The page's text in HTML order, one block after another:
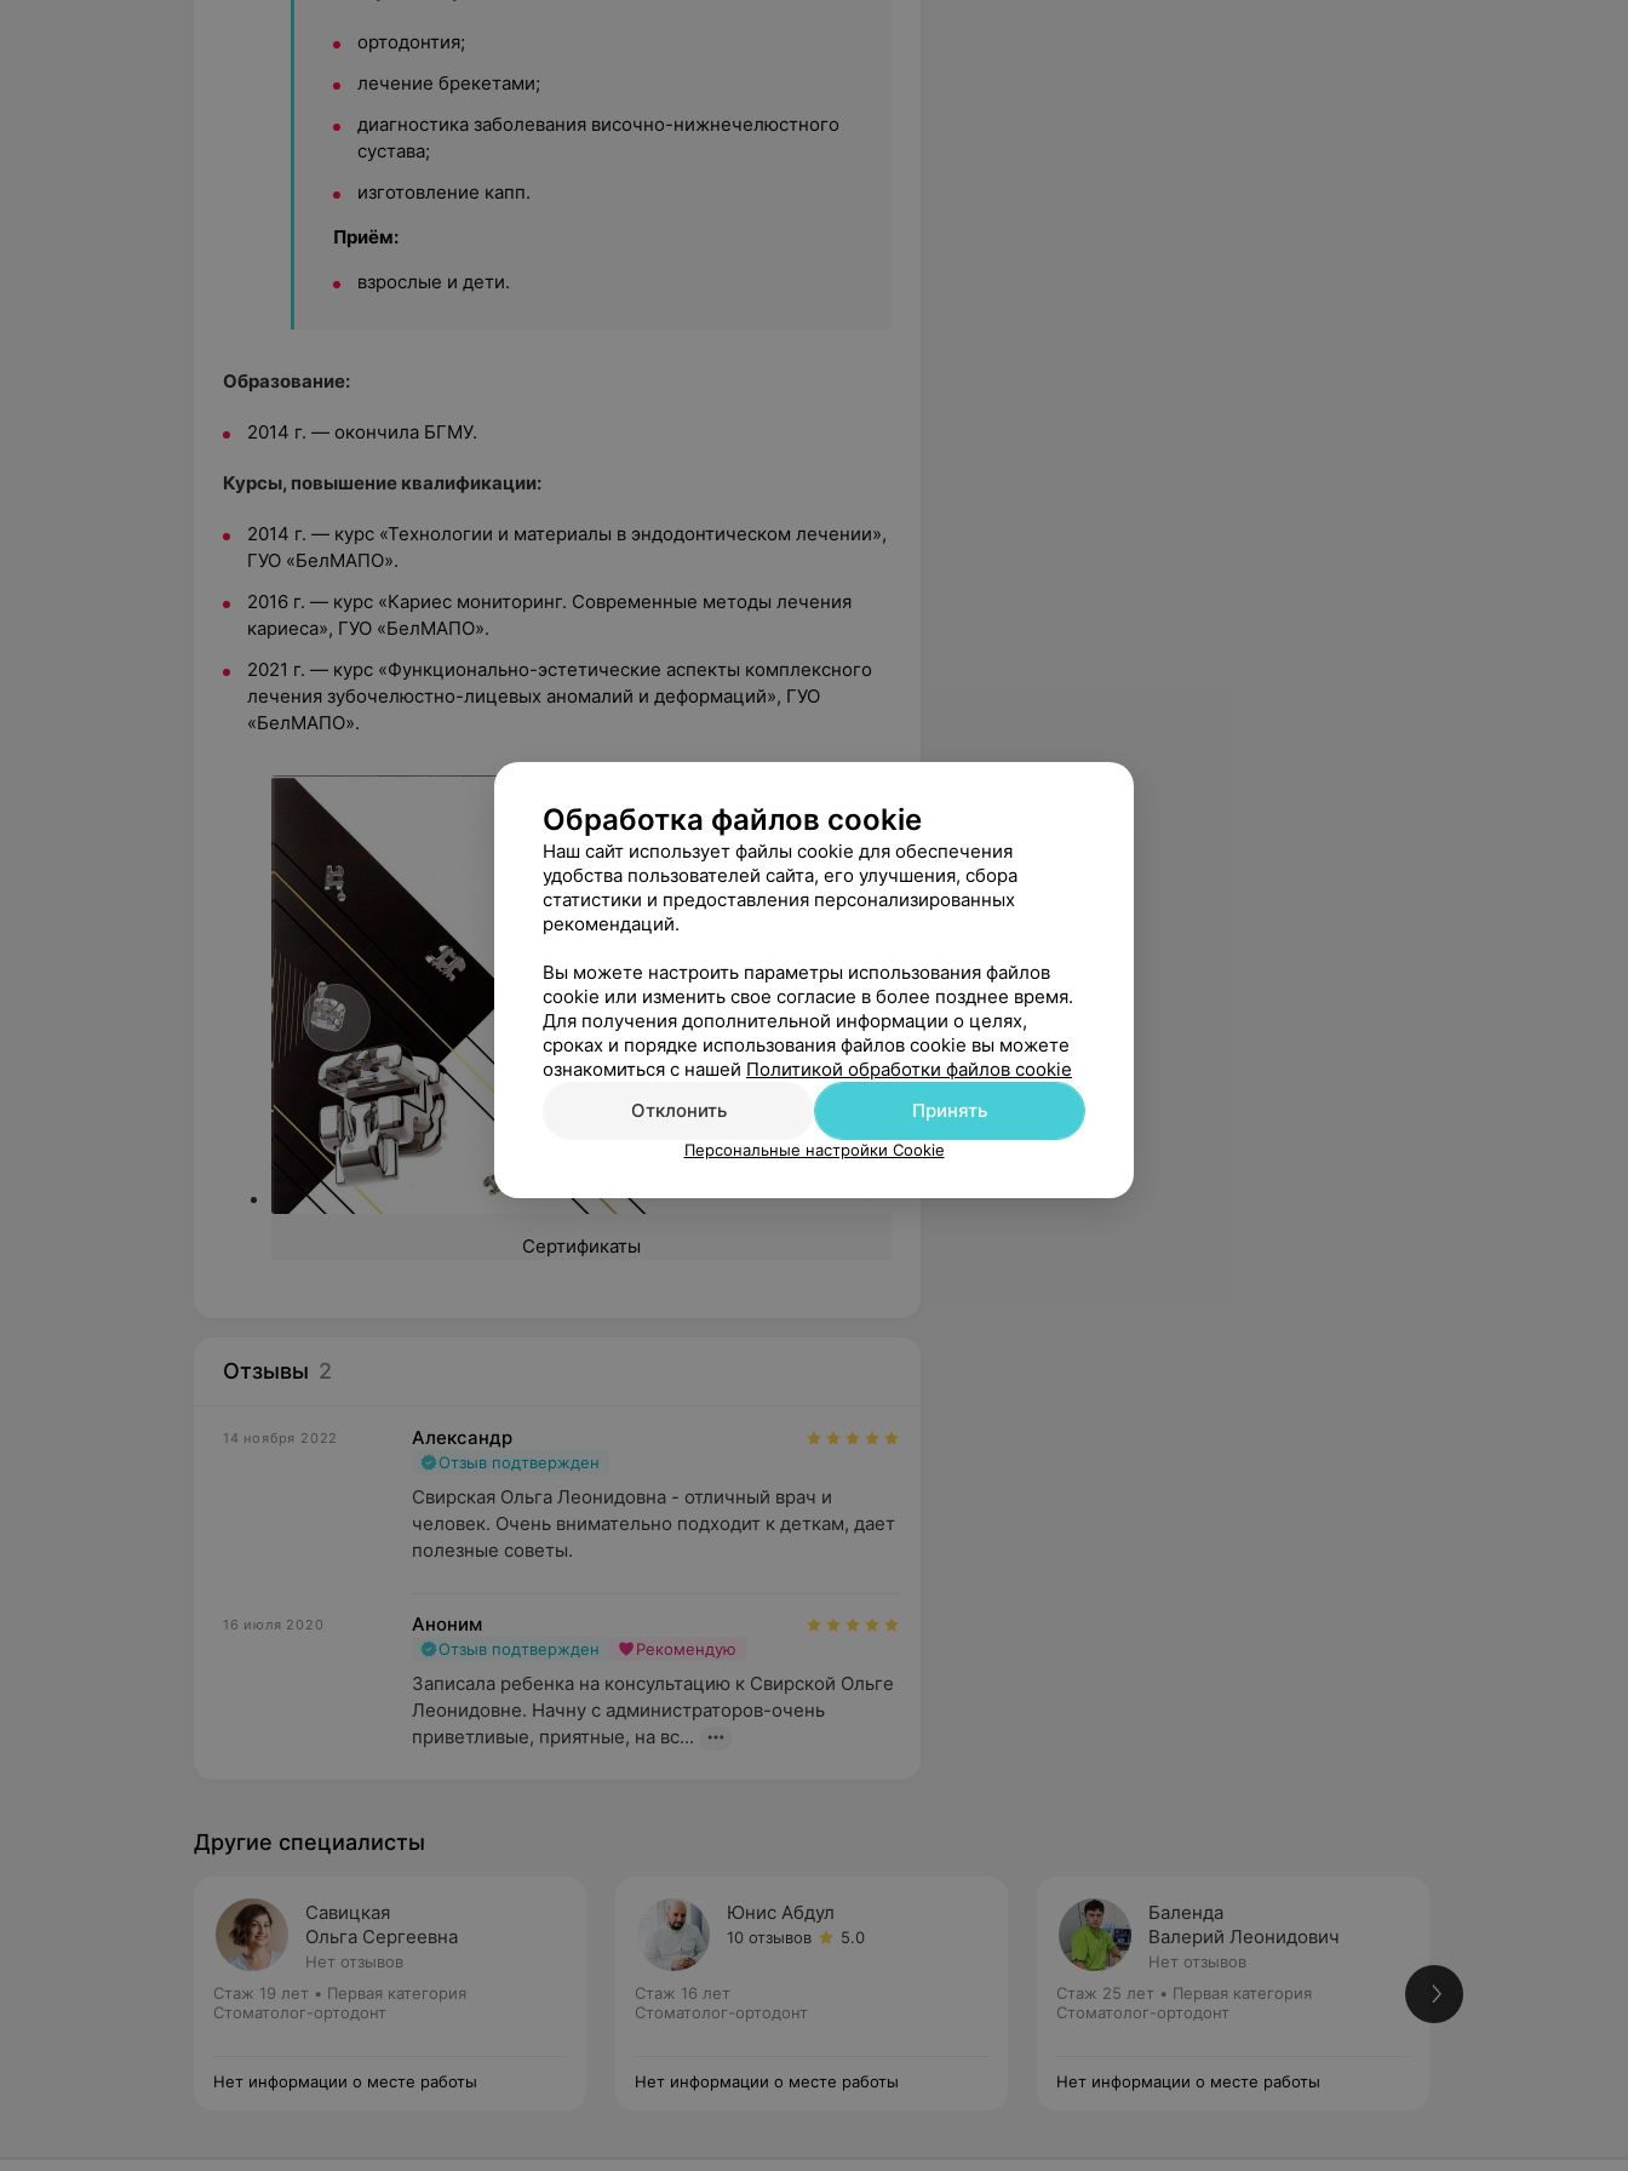
ортодонтия;
лечение брекетами;
диагностика заболевания височно-нижнечелюстного
сустава;
изготовление капп.
Приём:
взрослые и дети.
Образование:
2014 г. — окончила БГМУ.
Курсы, повышение квалификации:
2014 г. — курс «Технологии и материалы в эндодонтическом лечении»,
ГУО «БелМАПО».
2016 г. — курс «Кариес мониторинг. Современные методы лечения
кариеса», ГУО «БелМАПО».
2021 г. — курс «Функционально-эстетические аспекты комплексного
лечения зубочелюстно-лицевых аномалий и деформаций», ГУО
«БелМАПО».
Сертификаты
Отзывы 2
14 ноября 2022 Александр
Отзыв подтвержден
Свирская Ольга Леонидовна - отличный врач и
человек. Очень внимательно подходит к деткам, дает
полезные советы.
16 июля 2020 Аноним
Отзыв подтвержден Рекомендую
Записала ребенка на консультацию к Свирской Ольге
Леонидовне. Начну с администраторов-очень
приветливые, приятные, на вс...
Другие специалисты
Савицкая
Ольга Сергеевна
Нет отзывов
Стаж 19 лет • Первая категория
Стоматолог-ортодонт
Нет информации о месте работы
Юнис Абдул
10 отзывов 5.0
Стаж 16 лет
Стоматолог-ортодонт
Нет информации о месте работы
Баленда
Валерий Леонидович
Нет отзывов
Стаж 25 лет • Первая категория
Стоматолог-ортодонт
Нет информации о месте работы
Обработка файлов cookie
Наш сайт использует файлы cookie для обеспечения
удобства пользователей сайта, его улучшения, сбора
статистики и предоставления персонализированных
рекомендаций.
Вы можете настроить параметры использования файлов
cookie или изменить свое согласие в более позднее время.
Для получения дополнительной информации о целях,
сроках и порядке использования файлов cookie вы можете
ознакомиться с нашей Политикой обработки файлов cookie
Отклонить
Принять
Персональные настройки Cookie